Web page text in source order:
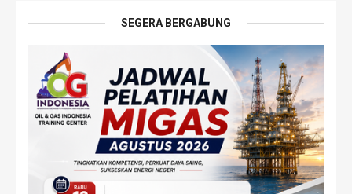
SEGERA BERGABUNG